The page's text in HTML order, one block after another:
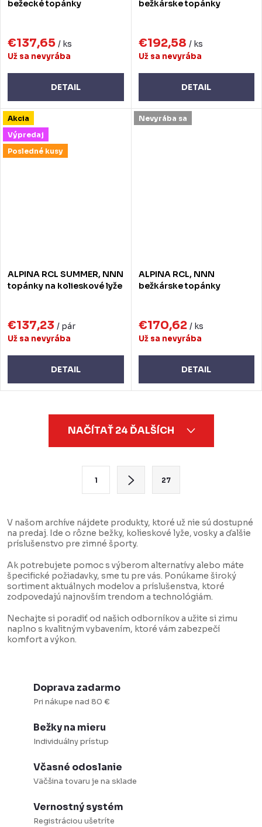
bežecké topánky
€137,65 / ks
Už sa nevyrába
DETAIL
bežkárske topánky
€192,58 / ks
Už sa nevyrába
DETAIL
Akcia
Výpredaj
Posledné kusy
ALPINA RCL SUMMER, NNN
topánky na kolieskové lyže
€137,23 / pár
Už sa nevyrába
DETAIL
Nevyrába sa
ALPINA RCL, NNN
bežkárske topánky
€170,62 / ks
Už sa nevyrába
DETAIL
c
i
e
p
r
v
k
y
NAČÍTAŤ 24 ĎALŠÍCH
á
n
o
v
a
n
i
1 27
V našom archíve nájdete produkty, ktoré už nie sú dostupné
na predaj. Ide o rôzne bežky, kolieskové lyže, vosky a ďalšie
príslušenstvo pre zimné športy.
Ak potrebujete pomoc s výberom alternatívy alebo máte
špecifické požiadavky, sme tu pre vás. Ponúkame široký
sortiment aktuálnych modelov a príslušenstva, ktoré
zodpovedajú najnovším trendom a technológiám.
Nechajte si poradiť od našich odborníkov a užite si zimu
naplno s kvalitným vybavením, ktoré vám zabezpečí
komfort a výkon.
Doprava zadarmo
Pri nákupe nad 80 €
Bežky na mieru
Individuálny prístup
Včasné odoslanie
Väčšina tovaru je na sklade
Vernostný systém
Registráciou ušetríte